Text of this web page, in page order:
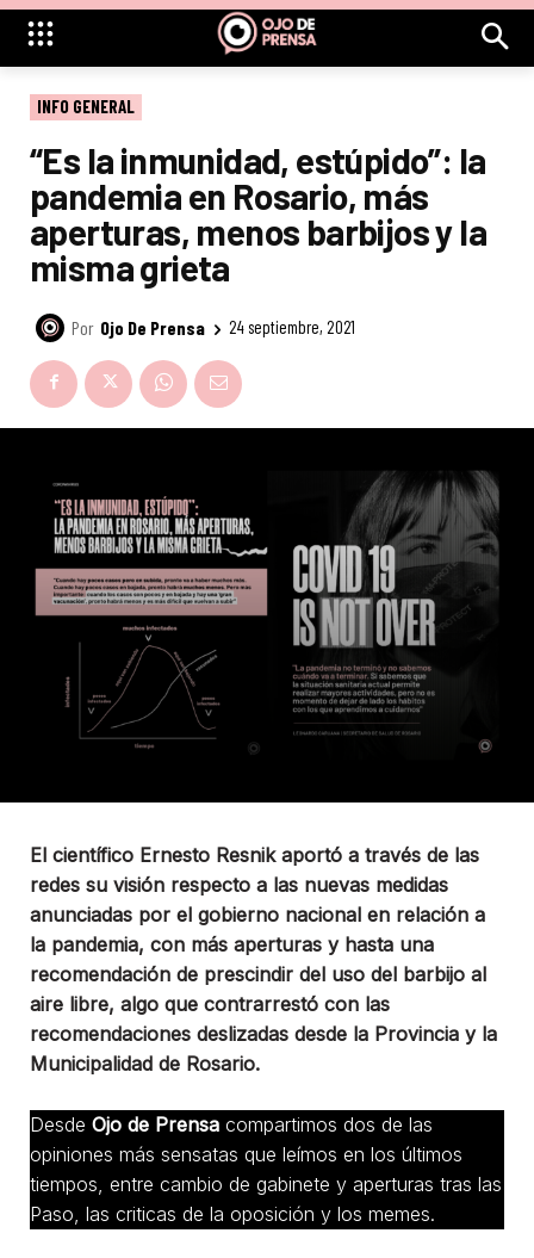
INFO GENERAL
“Es la inmunidad, estúpido”: la
pandemia en Rosario, más
aperturas, menos barbijos y la
misma grieta
Por Ojo De Prensa 24 septiembre, 2021
El científico Ernesto Resnik aportó a través de las
redes su visión respecto a las nuevas medidas
anunciadas por el gobierno nacional en relación a
la pandemia, con más aperturas y hasta una
recomendación de prescindir del uso del barbijo al
aire libre, algo que contrarrestó con las
recomendaciones deslizadas desde la Provincia y la
Municipalidad de Rosario.
Desde Ojo de Prensa compartimos dos de las
opiniones más sensatas que leímos en los últimos
tiempos, entre cambio de gabinete y aperturas tras las
Paso, las criticas de la oposición y los memes.